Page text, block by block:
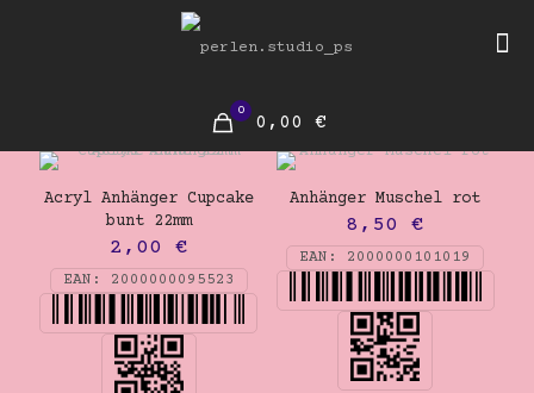
0
0,00 €
Acryl Anhänger Cupcake
bunt 22mm
2,00 €
EAN: 2000000095523
Anhänger Muschel rot
8,50€
EAN: 2000000101019